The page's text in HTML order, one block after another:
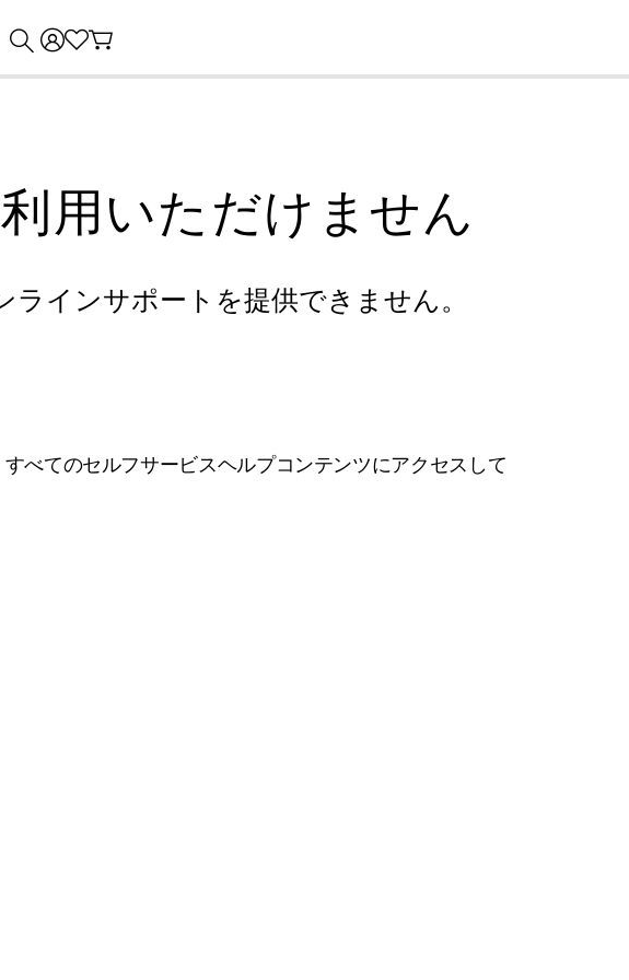
用いただけません
インサポートを提供できません。
べてのセルフサービスヘルプコンテンツにアクセスして